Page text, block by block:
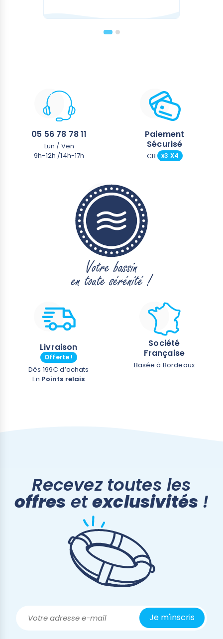
05 56 78 78 11
Lun / Ven
9h-12h /14h-17h
Paiement
Sécurisé
CB x3 X4
Livraison
Offerte !
Dès 199€ d’achats
En Points relais
Société
Française
Basée à Bordeaux
Recevez toutes les
offres etexclusivités !